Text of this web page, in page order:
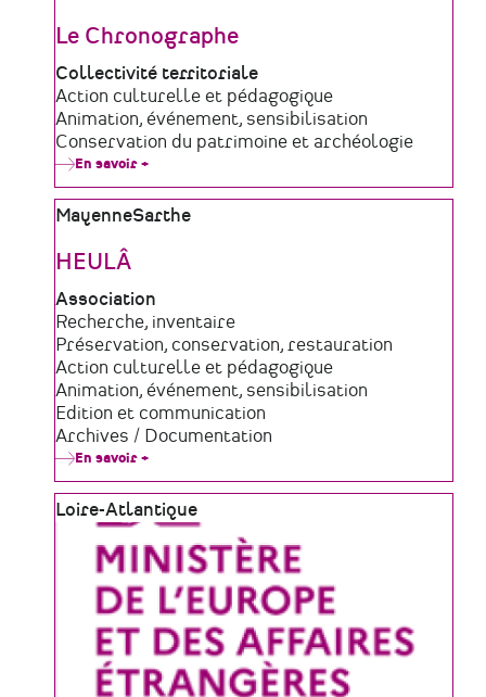
Le Chronographe
Type
de
structure
Collectivité territoriale
Domaine
d'activité
Action culturelle et pédagogique
Animation, événement, sensibilisation
Conservation du patrimoine et archéologie
En savoir +
Chronographe
Zone
MayenneSarthe
HEULÂ
Type
de
structure
Association
Domaine
d'activité
Recherche, inventaire
Préservation, conservation, restauration
Action culturelle et pédagogique
Animation, événement, sensibilisation
Edition et communication
Archives / Documentation
En savoir +
Zone
géographique
Loire-Atlantique